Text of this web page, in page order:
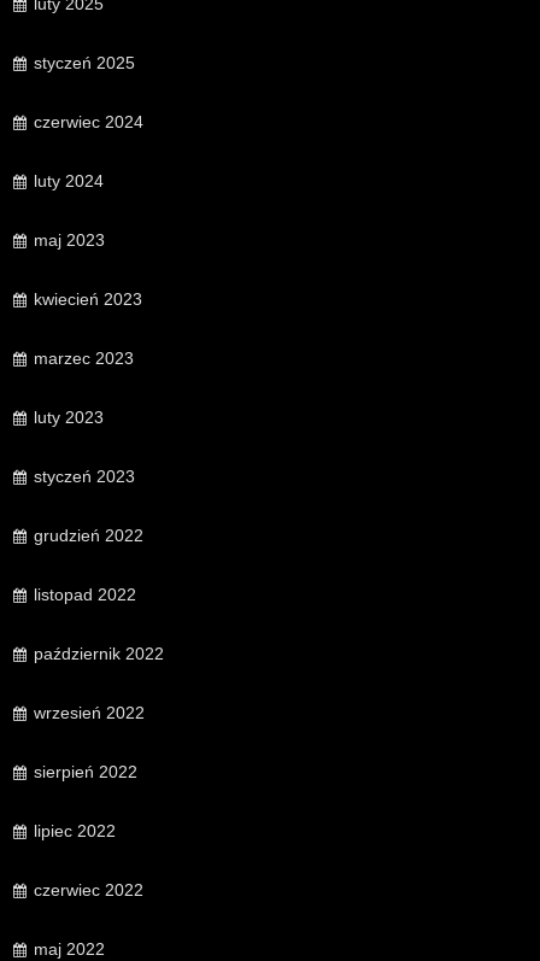
styczeń 2025
czerwiec 2024
luty 2024
maj 2023
kwiecień 2023
marzec 2023
luty 2023
styczeń 2023
grudzień 2022
listopad 2022
październik 2022
wrzesień 2022
sierpień 2022
lipiec 2022
czerwiec 2022
maj 2022